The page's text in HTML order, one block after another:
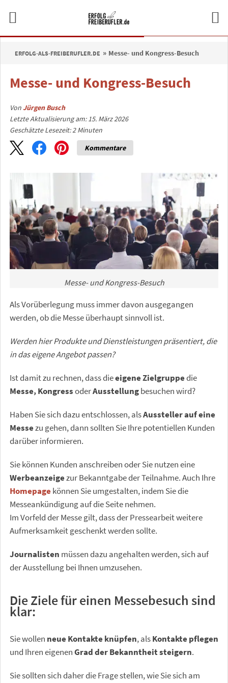
ERFOLG-ALS-FREIBERUFLER.DE Messe- und Kongress-Besuch
Messe- und Kongress-Besuch
VonJürgen Busch
Letzte Aktualisierung am: 15. März 2026
Geschätzte Lesezeit:2 Minuten
Kommentare
Messe- und Kongress-Besuch
Als Vorüberlegung muss immer davon ausgegangen
werden, ob die Messe überhaupt sinnvoll ist.
Werden hier Produkte und Dienstleistungen präsentiert, die
in das eigene Angebot passen?
Ist damit zu rechnen, dass dieeigene Zielgruppedie
Messe, KongressoderAusstellungbesuchen wird?
Haben Sie sich dazu entschlossen, alsAussteller auf eine
Messezu gehen, dann sollten Sie Ihre potentiellen Kunden
darüber informieren.
Sie können Kunden anschreiben oder Sie nutzen eine
Werbeanzeigezur Bekanntgabe der Teilnahme. Auch Ihre
Homepagekönnen Sie umgestalten, indem Sie die
Messeankündigung auf die Seite nehmen.
Im Vorfeld der Messe gilt, dass der Pressearbeit weitere
Aufmerksamkeit geschenkt werden sollte.
Journalisten müssen dazu angehalten werden, sich auf
der Ausstellung bei Ihnen umzusehen.
Die Ziele für einen Messebesuch sind
klar:
Sie wollen neue Kontakte knüpfen, alsKontakte pflegen
und Ihren eigenenGrad der Bekanntheit steigern.
Sie sollten sich daher die Frage stellen, wie Sie sich am